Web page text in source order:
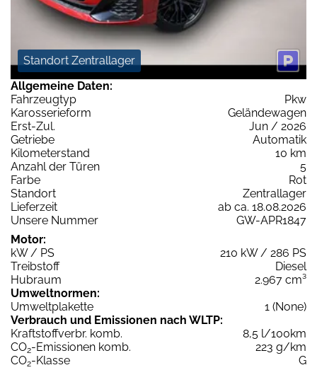
Standort Zentrallager
Allgemeine Daten:
Fahrzeugtyp
Pkw
Karosserieform
Geländewagen
Erst-Zul.
Jun / 2026
Getriebe
Automatik
Kilometerstand
10 km
Anzahl der Türen
5
Farbe
Rot
Standort
Zentrallager
Lieferzeit
ab ca. 18.08.2026
Unsere Nummer
GW-APR1847
Motor:
kW / PS
210 kW / 286 PS
Treibstoff
Diesel
Hubraum
2.967 cm³
Umweltnormen:
Umweltplakette
1 (None)
Verbrauch und Emissionen nach WLTP:
Kraftstoffverbr. komb.
8,5 l/100km
CO2-Emissionen komb.
223 g/km
CO2-Klasse
G